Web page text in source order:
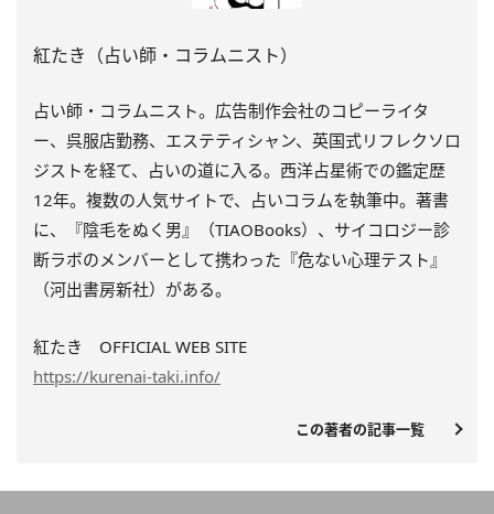
紅たき（占い師・コラムニスト）
占い師・コラムニスト。広告制作会社のコピーライタ
ー、呉服店勤務、エステティシャン、英国式リフレクソロ
ジストを経て、占いの道に入る。西洋占星術での鑑定歴
12年。複数の人気サイトで、占いコラムを執筆中。著書
に、『陰毛をぬく男』（TIAOBooks）、 サイコロジー診
断ラボのメンバーとして携わった『危ない心理テスト』
（河出書房新社）がある。
紅たき OFFICIAL WEB SITE
https://kurenai-taki.info/
この著者の記事一覧